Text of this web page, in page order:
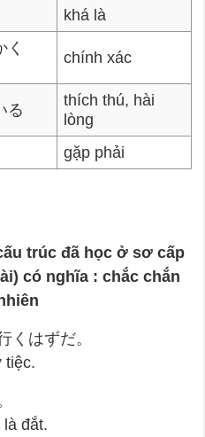
khá là
く
chính xác
る
thích thú, hài
lòng
gặp phải
trúc đã học ở sơ cấp
có nghĩa : chắc chắn
くはずだ。
tiệc.
là đắt.